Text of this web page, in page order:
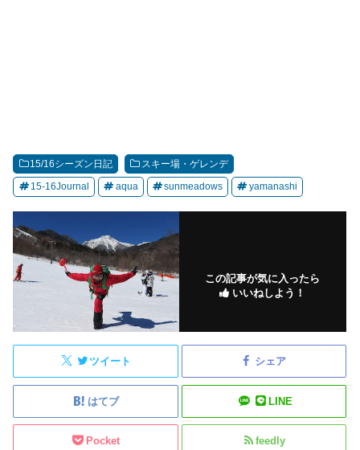
15/16シーズン日記 スキー場・ゲレンデ
15-16Journal aqua sunmeadows yamanashi
この記事が気に入ったら
いいねしよう！
ツイート シェア
はてブ LINE
Pocket feedly